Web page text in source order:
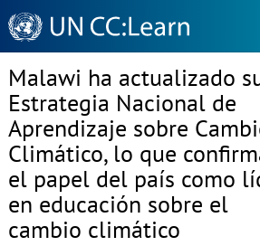
Knowledge
Sharing
Platform
Malawi ha actualizado
Estrategia Nacional de
Aprendizaje sobre
Climático, lo que
el papel del país como
en educación sobre el
cambio climático